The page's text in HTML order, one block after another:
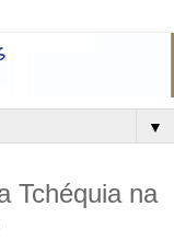
▼
Tchéquia na